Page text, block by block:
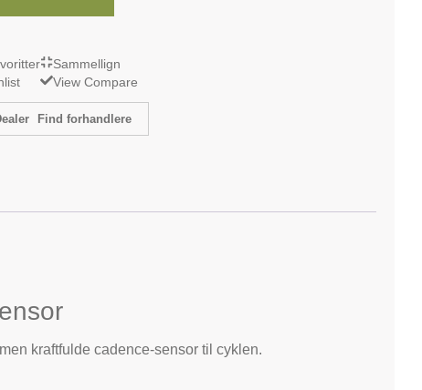
Sammellign
View Compare
Find forhandlere
kraftfulde cadence-sensor til cyklen.